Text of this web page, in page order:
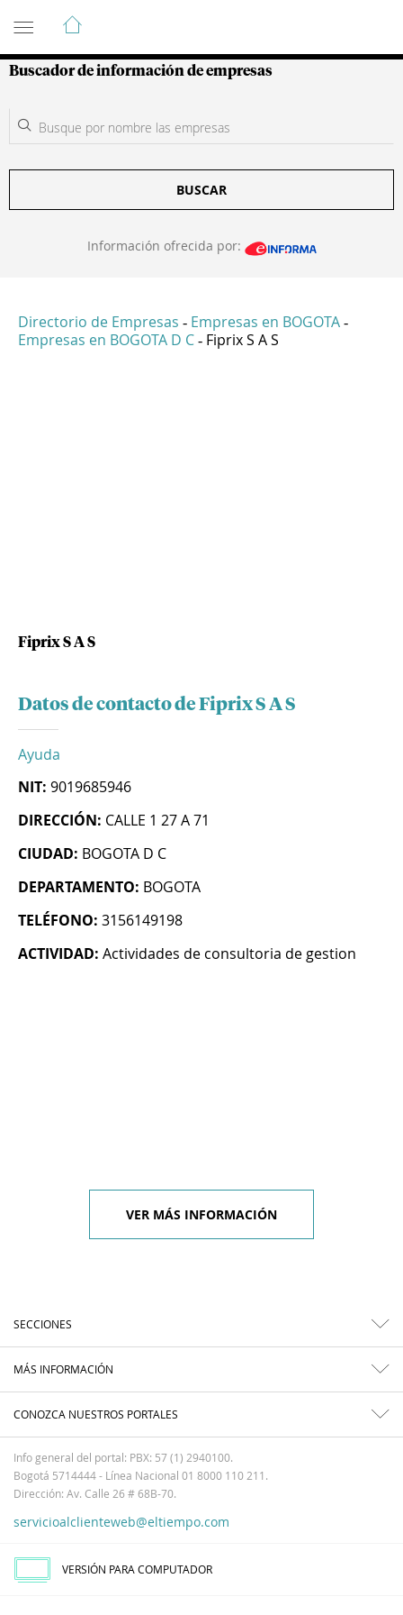
Guía de Empresas Colombianas
Buscador de información de empresas
BUSCAR
Información ofrecida por:
Directorio de Empresas - Empresas en BOGOTA -
Empresas en BOGOTA D C - Fiprix S A S
Fiprix S A S
Datos de contacto de Fiprix S A S
Ayuda
NIT: 9019685946
DIRECCIÓN: CALLE 1 27 A 71
CIUDAD: BOGOTA D C
DEPARTAMENTO: BOGOTA
TELÉFONO: 3156149198
ACTIVIDAD: Actividades de consultoria de gestion
VER MÁS INFORMACIÓN
SECCIONES
MÁS INFORMACIÓN
CONOZCA NUESTROS PORTALES
Info general del portal: PBX: 57 (1) 2940100.
Bogotá 5714444 - Línea Nacional 01 8000 110 211.
Dirección: Av. Calle 26 # 68B-70.
servicioalclienteweb@eltiempo.com
VERSIÓN PARA COMPUTADOR